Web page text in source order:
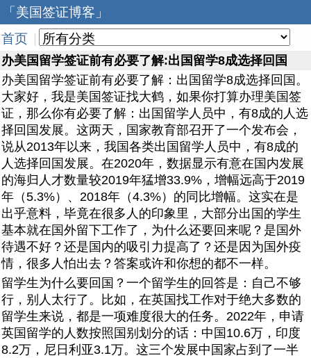
「美国签证博客」
首页
办美国留学签证前有必要了解:出国留学8成选择回国
办美国留学签证前有必要了解：出国留学8成选择回国。
大家好，我是美国签证找大鹤，如果你打算办理美国签
证，那么你有必要了解：出国留学人员中，有8成的人选
择回国发展。这两天，国家教育部召开了一个发布会，
说从2013年以来，我国各类出国留学人员中，有8成的
人选择回国发展。在2020年，数据显示有意在国内发展
的海归人才数量较2019年猛增33.9%，增幅远高于2019
年（5.3%）、2018年（4.3%）的同比增幅。这实在是
出乎意料，毕竟在很多人的印象里，大部分出国的学生
基本就在国外留下工作了，为什么还要回来呢？是国外
待遇不好？还是国内的吸引力提高了？还是因为国外疫
情，很多人怕出去？答案或许和你想的都不一样。
留学生为什么要回国？一个留学生的回答是：自己不够
行，别人太行了。比如，在英国找工作对于绝大多数的
留学生来说，都是一项难度很大的任务。2022年，申请
英国留学的人数按照国别划分的话：中国10.6万，印度
8.2万，尼日利亚3.1万。这三个发展中国家占到了一半